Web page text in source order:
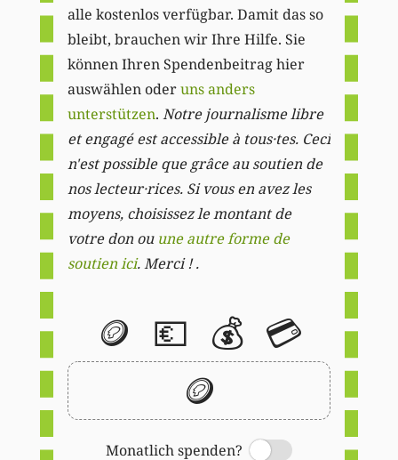
alle kostenlos verfügbar. Damit das so
bleibt, brauchen wir Ihre Hilfe. Sie
können Ihren Spendenbeitrag hier
auswählen oderuns anders
unterstützen. Notre journalisme libre
et engagé est accessible à tous·tes. Ceci
n'est possible que grâce au soutien de
nos lecteur·rices. Si vous en avez les
moyens, choisissez le montant de
votre don ou une autre forme de
soutien ici. Merci ! .
🪙 💶 💰 💳
🪙
Monatlich spenden?
Switch